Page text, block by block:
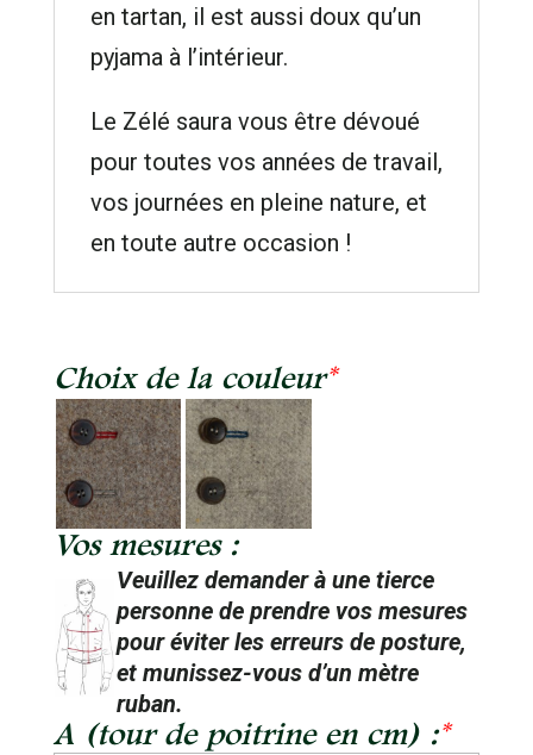
en tartan, il est aussi doux qu’un
pyjama à l’intérieur.
Le Zélé saura vous être dévoué
pour toutes vos années de travail,
vos journées en pleine nature, et
en toute autre occasion !
*
Choix de la couleur
Vos mesures :
Veuillez demander à une tierce
personne de prendre vos mesures
pour éviter les erreurs de posture,
et munissez-vous d’un mètre
ruban.
*
A (tour de poitrine en cm) :